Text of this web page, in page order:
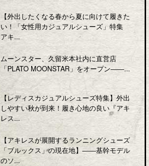
【外出したくなる春から夏に向けて履きた
い！「女性用カジュアルシューズ」特集
アキ...
ムーンスター、久留米本社内に直営店
「PLATO MOONSTAR」をオープン――...
【レディスカジュアルシューズ特集】外出
しやすい秋が到来！履き心地の良い『アキ
レス...
【アキレスが展開するランニングシューズ
「ブルックス」の現在地】――基幹モデル
のソ...